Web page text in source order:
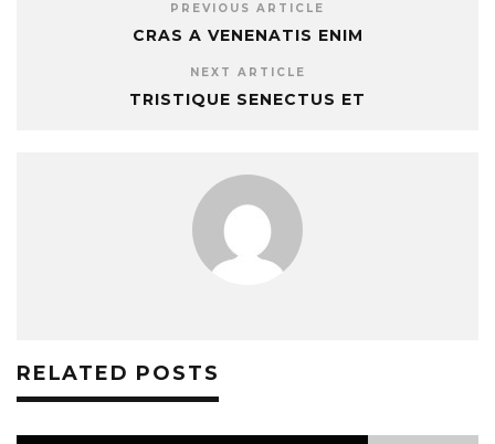
PREVIOUS ARTICLE
CRAS A VENENATIS ENIM
NEXT ARTICLE
TRISTIQUE SENECTUS ET
RELATED POSTS